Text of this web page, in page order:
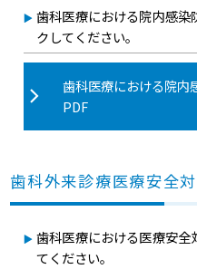
歯科医療における院内感染
クしてください。
歯科医療における院
PDF
歯科外来診療医療安全
歯科医療における医療安
てください。